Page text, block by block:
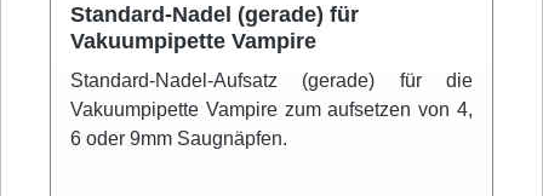
Standard-Nadel (gerade) für
Vakuumpipette Vampire
Standard-Nadel-Aufsatz (gerade) für die
Vakuumpipette Vampire zum aufsetzen von 4,
6 oder 9mm Saugnäpfen.